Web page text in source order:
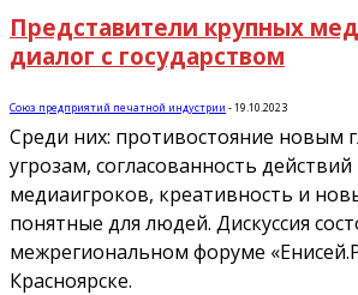
Представители крупных
диалог с государством
Союз предприятий печатной индустрии -19.10.2023
Среди них: противостояние новым
угрозам, согласованность действий
медиаигроков, креативность и
понятные для людей. Дискуссия
межрегиональном форуме
Красноярске.